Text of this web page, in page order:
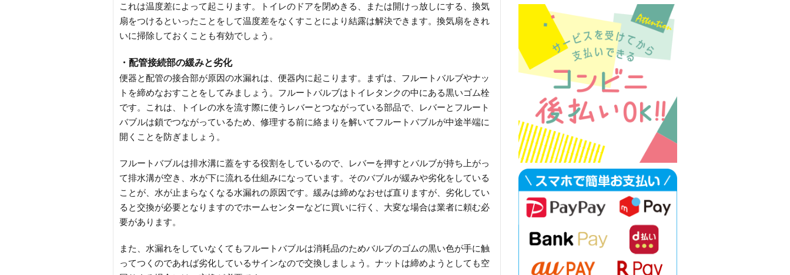
これは温度差によって起こります。トイレのドアを閉めきる、または開けっ放しにする、換気
扇をつけるといったことをして温度差をなくすことにより結露は解決できます。換気扇をきれ
いに掃除しておくことも有効でしょう。
・配管接続部の緩みと劣化
便器と配管の接合部が原因の水漏れは、便器内に起こります。まずは、フルートバルブやナッ
トを締めなおすことをしてみましょう。フルートバルブはトイレタンクの中にある黒いゴム栓
です。これは、トイレの水を流す際に使うレバーとつながっている部品で、レバーとフルート
バブルは鎖でつながっているため、修理する前に絡まりを解いてフルートバブルが中途半端に
開くことを防ぎましょう。
フルートバブルは排水溝に蓋をする役割をしているので、レバーを押すとバルブが持ち上がっ
て排水溝が空き、水が下に流れる仕組みになっています。そのバブルが緩みや劣化をしている
ことが、水が止まらなくなる水漏れの原因です。緩みは締めなおせば直りますが、劣化してい
ると交換が必要となりますのでホームセンターなどに買いに行く、大変な場合は業者に頼む必
要があります。
また、水漏れをしていなくてもフルートバブルは消耗品のためバルブのゴムの黒い色が手に触
ってつくのであれば劣化しているサインなので交換しましょう。ナットは締めようとしても空